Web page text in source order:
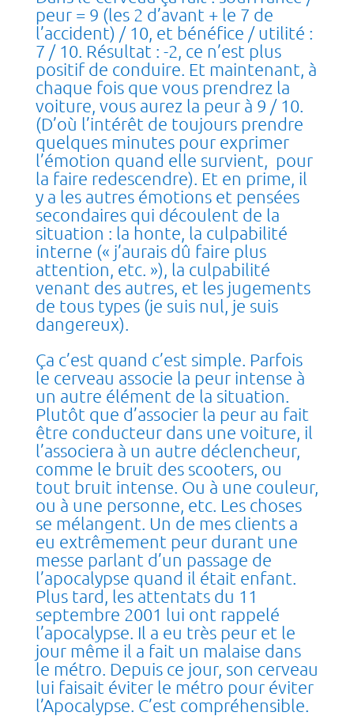
peur = 9 (les 2 d’avant + le 7 de
l’accident) / 10, et bénéfice / utilité :
7 / 10. Résultat : -2, ce n’est plus
positif de conduire. Et maintenant, à
chaque fois que vous prendrez la
voiture, vous aurez la peur à 9 / 10.
(D’où l’intérêt de toujours prendre
quelques minutes pour exprimer
l’émotion quand elle survient, pour
la faire redescendre). Et en prime, il
y a les autres émotions et pensées
secondaires qui découlent de la
situation : la honte, la culpabilité
interne (« j’aurais dû faire plus
attention, etc. »), la culpabilité
venant des autres, et les jugements
de tous types (je suis nul, je suis
dangereux).
Ça c’est quand c’est simple. Parfois
le cerveau associe la peur intense à
un autre élément de la situation.
Plutôt que d’associer la peur au fait
être conducteur dans une voiture, il
l’associera à un autre déclencheur,
comme le bruit des scooters, ou
tout bruit intense. Ou à une couleur,
ou à une personne, etc. Les choses
se mélangent. Un de mes clients a
eu extrêmement peur durant une
messe parlant d’un passage de
l’apocalypse quand il était enfant.
Plus tard, les attentats du 11
septembre 2001 lui ont rappelé
l’apocalypse. Il a eu très peur et le
jour même il a fait un malaise dans
le métro. Depuis ce jour, son cerveau
lui faisait éviter le métro pour éviter
l’Apocalypse. C’est compréhensible.